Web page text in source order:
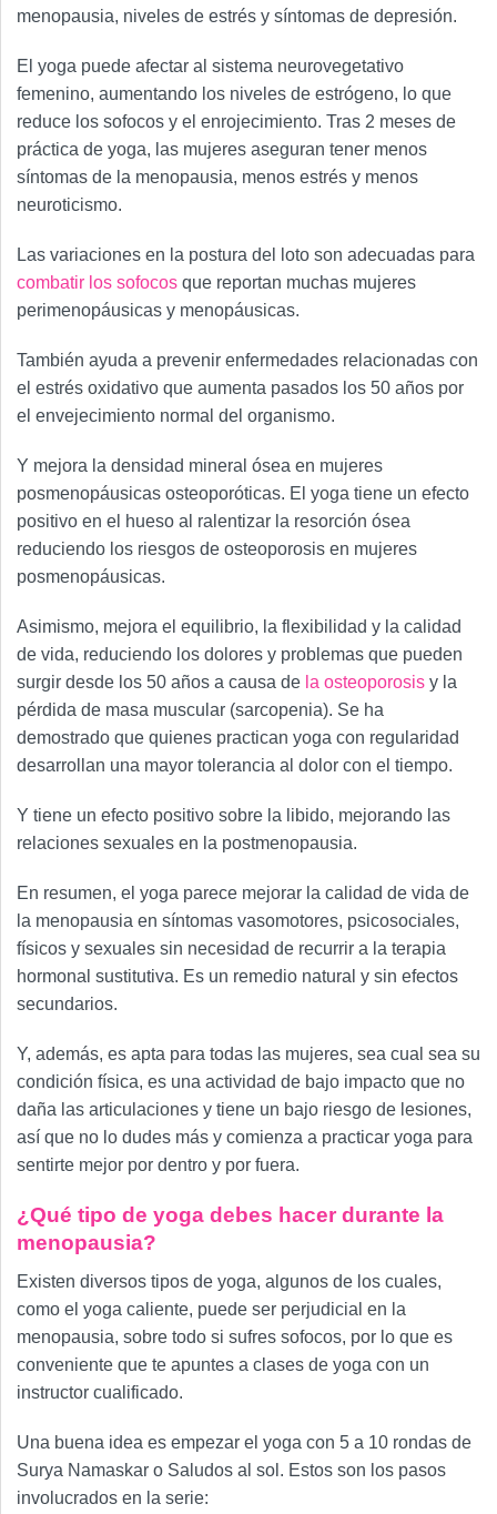
menopausia, niveles de estrés y síntomas de depresión.
El yoga puede afectar al sistema neurovegetativo
femenino, aumentando los niveles de estrógeno, lo que
reduce los sofocos y el enrojecimiento. Tras 2 meses de
práctica de yoga, las mujeres aseguran tener menos
síntomas de la menopausia, menos estrés y menos
neuroticismo.
Las variaciones en la postura del loto son adecuadas para
combatir los sofocos que reportan muchas mujeres
perimenopáusicas y menopáusicas.
También ayuda a prevenir enfermedades relacionadas con
el estrés oxidativo que aumenta pasados los 50 años por
el envejecimiento normal del organismo.
Y mejora la densidad mineral ósea en mujeres
posmenopáusicas osteoporóticas. El yoga tiene un efecto
positivo en el hueso al ralentizar la resorción ósea
reduciendo los riesgos de osteoporosis en mujeres
posmenopáusicas.
Asimismo, mejora el equilibrio, la flexibilidad y la calidad
de vida, reduciendo los dolores y problemas que pueden
surgir desde los 50 años a causa de la osteoporosis y la
pérdida de masa muscular (sarcopenia). Se ha
demostrado que quienes practican yoga con regularidad
desarrollan una mayor tolerancia al dolor con el tiempo.
Y tiene un efecto positivo sobre la libido, mejorando las
relaciones sexuales en la postmenopausia.
En resumen, el yoga parece mejorar la calidad de vida de
la menopausia en síntomas vasomotores, psicosociales,
físicos y sexuales sin necesidad de recurrir a la terapia
hormonal sustitutiva. Es un remedio natural y sin efectos
secundarios.
Y, además, es apta para todas las mujeres, sea cual sea su
condición física, es una actividad de bajo impacto que no
daña las articulaciones y tiene un bajo riesgo de lesiones,
así que no lo dudes más y comienza a practicar yoga para
sentirte mejor por dentro y por fuera.
¿Qué tipo de yoga debes hacer durante la
menopausia?
Existen diversos tipos de yoga, algunos de los cuales,
como el yoga caliente, puede ser perjudicial en la
menopausia, sobre todo si sufres sofocos, por lo que es
conveniente que te apuntes a clases de yoga con un
instructor cualificado.
Una buena idea es empezar el yoga con 5 a 10 rondas de
Surya Namaskar o Saludos al sol. Estos son los pasos
involucrados en la serie: